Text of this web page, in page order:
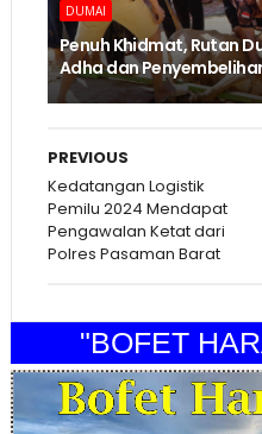
DUMAI
Penuh Khidmat, Rutan
Adha dan
PREVIOUS
Kedatangan Logistik
Pemilu 2024 Mendapat
Pengawalan Ketat dari
Polres Pasaman Barat
"BOFET